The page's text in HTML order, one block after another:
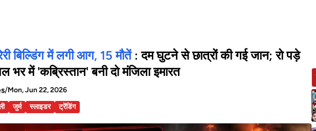
बिल्डिंग में लगी आग, 15 मौतें : दम घुटने से छात्रों की गई जान; रो पड़े
भर में 'कब्रिस्तान' बनी दो मंजिला इमारत
/Mon, Jun 22, 2026
जुर्म स्लाइडर ट्रेंडिंग